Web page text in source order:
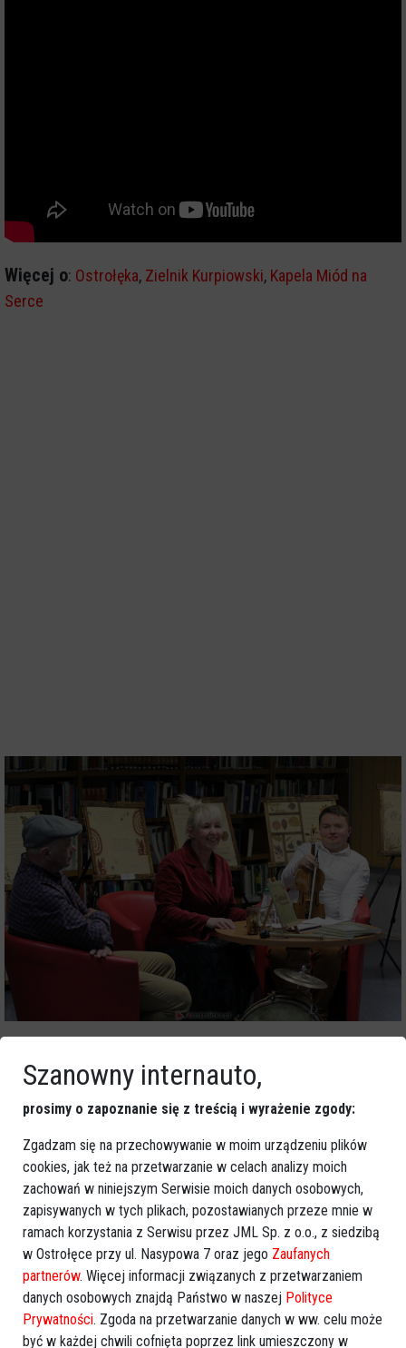
Więcej o: Ostrołęka, Zielnik Kurpiowski, Kapela Miód na
Serce
Szanowny internauto,
prosimy o zapoznanie się z treścią i wyrażenie zgody:
Zgadzam się na przechowywanie w moim urządzeniu plików
cookies, jak też na przetwarzanie w celach analizy moich
zachowań w niniejszym Serwisie moich danych osobowych,
zapisywanych w tych plikach, pozostawianych przeze mnie w
ramach korzystania z Serwisu przez JML Sp. z o.o., z siedzibą
w Ostrołęce przy ul. Nasypowa 7 oraz jego Zaufanych
partnerów. Więcej informacji związanych z przetwarzaniem
danych osobowych znajdą Państwo w naszej Polityce
Prywatności. Zgoda na przetwarzanie danych w ww. celu może
być w każdej chwili cofnięta poprzez link umieszczony w